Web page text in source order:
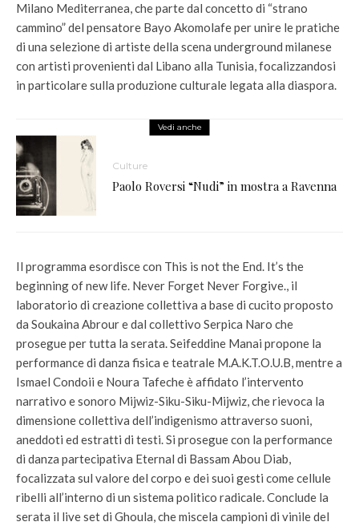
Milano Mediterranea, che parte dal concetto di “strano
cammino” del pensatore Bayo Akomolafe per unire le pratiche
di una selezione di artiste della scena underground milanese
con artisti provenienti dal Libano alla Tunisia, focalizzandosi
in particolare sulla produzione culturale legata alla diaspora.
Vedi anche
Culture
Paolo Roversi “Nudi” in mostra a Ravenna
Il programma esordisce con This is not the End. It’s the
beginning of new life. Never Forget Never Forgive., il
laboratorio di creazione collettiva a base di cucito proposto
da Soukaina Abrour e dal collettivo Serpica Naro che
prosegue per tutta la serata. Seifeddine Manai propone la
performance di danza fisica e teatrale M.A.K.T.O.U.B, mentre a
Ismael Condoii e Noura Tafeche è affidato l’intervento
narrativo e sonoro Mijwiz-Siku-Siku-Mijwiz, che rievoca la
dimensione collettiva dell’indigenismo attraverso suoni,
aneddoti ed estratti di testi. Si prosegue con la performance
di danza partecipativa Eternal di Bassam Abou Diab,
focalizzata sul valore del corpo e dei suoi gesti come cellule
ribelli all’interno di un sistema politico radicale. Conclude la
serata il live set di Ghoula, che miscela campioni di vinile del